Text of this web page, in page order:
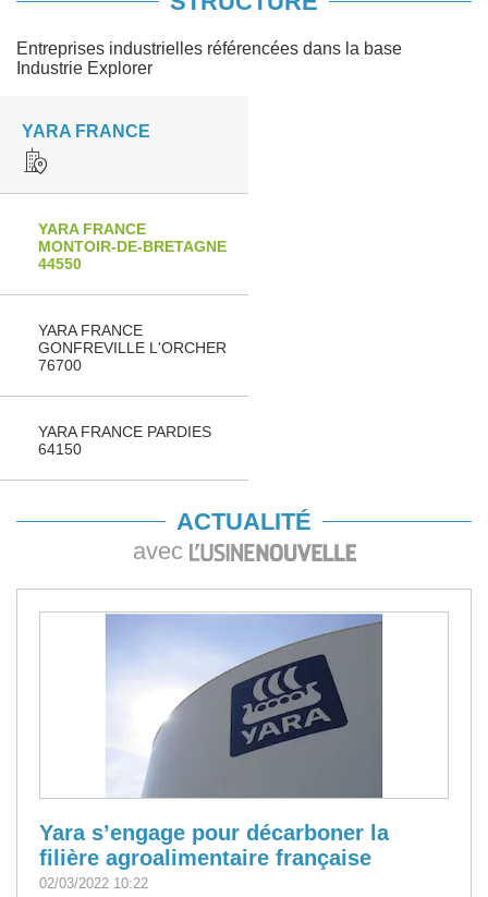
Entreprises industrielles référencées dans la base
Industrie Explorer
YARA FRANCE
YARA FRANCE
MONTOIR-DE-BRETAGNE
44550
YARA FRANCE
GONFREVILLE L'ORCHER
76700
YARA FRANCE PARDIES
64150
ACTUALITÉ
avec
Yara s’engage pour décarboner la
filière agroalimentaire française
02/03/2022 10:22